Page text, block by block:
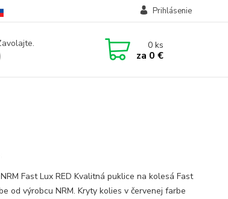
Prihlásenie
0ks
za 0 €
Fast Lux RED Kvalitná puklice na kolesá Fast
od výrobcu NRM. Kryty kolies v červenej farbe